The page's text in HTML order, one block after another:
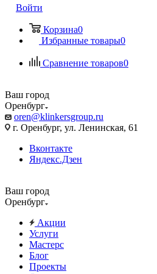
Войти
Корзина0
Избранные товары0
Сравнение товаров0
Ваш город
Оренбург
oren@klinkersgroup.ru
г. Оренбург, ул. Ленинская, 61
Вконтакте
Яндекс.Дзен
Ваш город
Оренбург
Акции
Услуги
Мастерс
Блог
Проекты